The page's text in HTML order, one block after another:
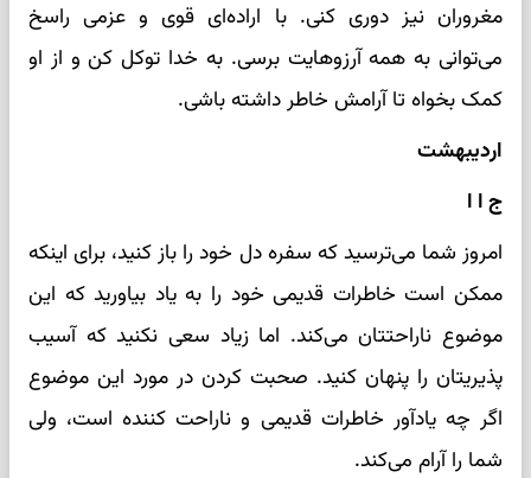
مغروران نیز دوری کنی. با اراده‌ای قوی و عزمی راسخ
می‌توانی به همه آرزوهایت برسی. به خدا توکل کن و از او
کمک بخواه تا آرامش خاطر داشته باشی.
اردیبهشت
ج ا ا
امروز شما می‌ترسید که سفره دل خود را باز کنید، برای اینکه
ممکن است خاطرات قدیمی خود را به یاد بیاورید که این
موضوع ناراحتتان می‌کند. اما زیاد سعی نکنید که آسیب
پذیریتان را پنهان کنید. صحبت کردن در مورد این موضوع
اگر چه یادآور خاطرات قدیمی و ناراحت کننده است، ولی
شما را آرام می‌کند.